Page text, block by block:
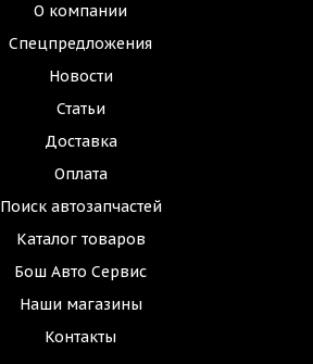
О компании
Спецпредложения
Новости
Статьи
Доставка
Оплата
Поиск автозапчастей
Каталог товаров
Бош Авто Сервис
Наши магазины
Контакты